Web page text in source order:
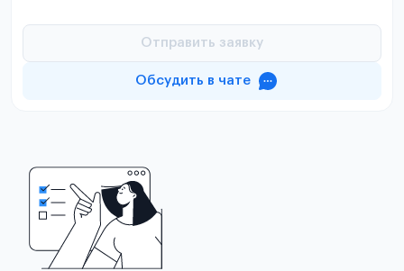
Отправить заявку
Обсудить в чате